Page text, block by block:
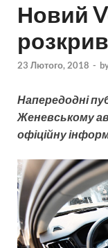
Новий
23 Лютого, 2018 -
Напередодні
Женевському
офіційну